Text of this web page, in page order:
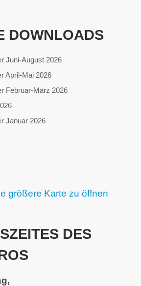
DOWNLOADS
Juni-August 2026
April-Mai 2026
Februar-März 2026
Januar 2026
DES